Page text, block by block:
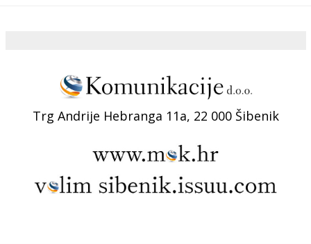
Trg Andrije Hebranga 11a, 22 000 Šibenik